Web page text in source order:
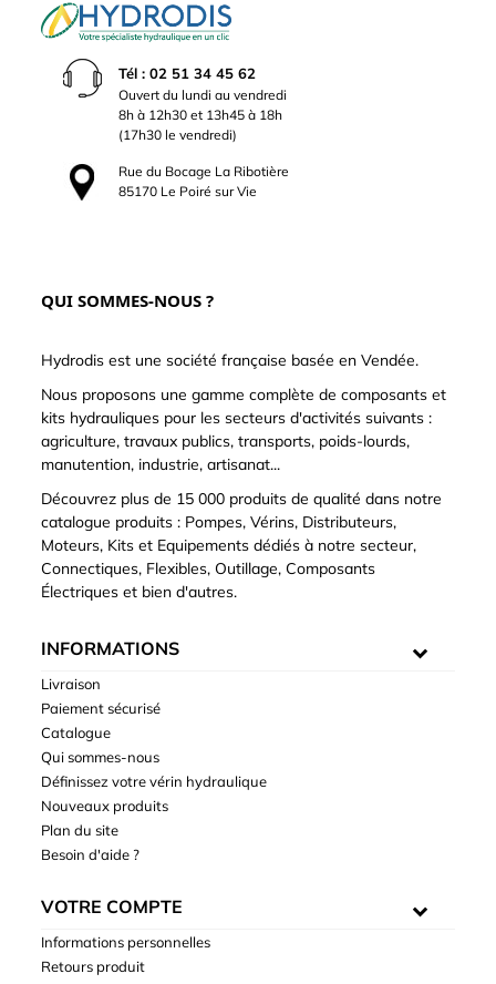
Tél : 02 51 34 45 62
Ouvert du lundi au vendredi
8h à 12h30 et 13h45 à 18h
(17h30 le vendredi)
Rue du Bocage La Ribotière
85170 Le Poiré sur Vie
QUI SOMMES-NOUS ?
Hydrodis est une société française basée en Vendée.
Nous proposons une gamme complète de composants et
kits hydrauliques pour les secteurs d'activités suivants :
agriculture, travaux publics, transports, poids-lourds,
manutention, industrie, artisanat...
Découvrez plus de 15 000 produits de qualité dans notre
catalogue produits : Pompes, Vérins, Distributeurs,
Moteurs, Kits et Equipements dédiés à notre secteur,
Connectiques, Flexibles, Outillage, Composants
Électriques et bien d'autres.
INFORMATIONS
Livraison
Paiement sécurisé
Catalogue
Qui sommes-nous
Définissez votre vérin hydraulique
Nouveaux produits
Plan du site
Besoin d'aide ?
VOTRE COMPTE
Informations personnelles
Retours produit